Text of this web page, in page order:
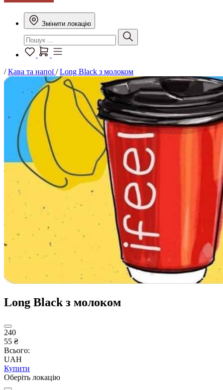
Змінити локацію
/Кава та напої/Long Black з молоком
Long Black з молоком
240
55 ₴
Всього:
UAH
Купити
Оберіть локацію